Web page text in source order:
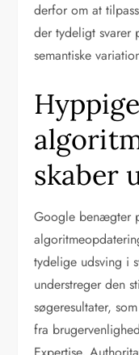
derfor om at
der tydeligt svarer
semantiske
Hyppige
skaber
Google benægter
tydelige udsving i
understreger den
søgeresultater,
fra